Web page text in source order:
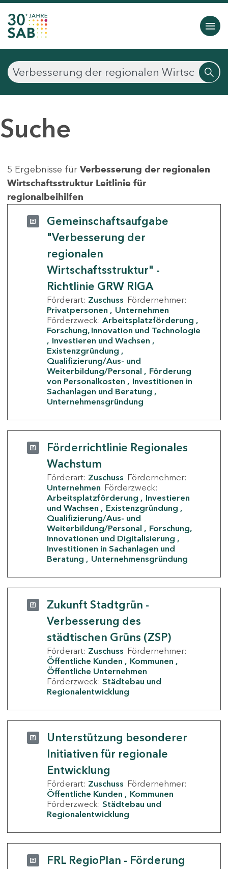
Suche
5 Ergebnisse für Verbesserung der regionalen
Wirtschaftsstruktur Leitlinie für
regionalbeihilfen
Gemeinschaftsaufgabe
"Verbesserung der
regionalen
Wirtschaftsstruktur" -
Richtlinie GRW RIGA
Förderart: Zuschuss Fördernehmer:
Privatpersonen
Unternehmen
Förderzweck: Arbeitsplatzförderung
Forschung, Innovation und Technologie
Investieren und Wachsen
Existenzgründung
Qualifizierung/Aus- und
Weiterbildung/Personal
Förderung
von Personalkosten
Investitionen in
Sachanlagen und Beratung
Unternehmensgründung
Förderrichtlinie Regionales
Wachstum
Förderart: Zuschuss Fördernehmer:
Unternehmen Förderzweck:
Arbeitsplatzförderung
Investieren
und Wachsen
Existenzgründung
Qualifizierung/Aus- und
Weiterbildung/Personal
Forschung,
Innovationen und Digitalisierung
Investitionen in Sachanlagen und
Beratung
Unternehmensgründung
Zukunft Stadtgrün -
Verbesserung des
städtischen Grüns (ZSP)
Förderart: Zuschuss Fördernehmer:
Öffentliche Kunden
Kommunen
Öffentliche Unternehmen
Förderzweck: Städtebau und
Regionalentwicklung
Unterstützung besonderer
Initiativen für regionale
Entwicklung
Förderart: Zuschuss Fördernehmer:
Öffentliche Kunden
Kommunen
Förderzweck: Städtebau und
Regionalentwicklung
FRL RegioPlan - Förderung